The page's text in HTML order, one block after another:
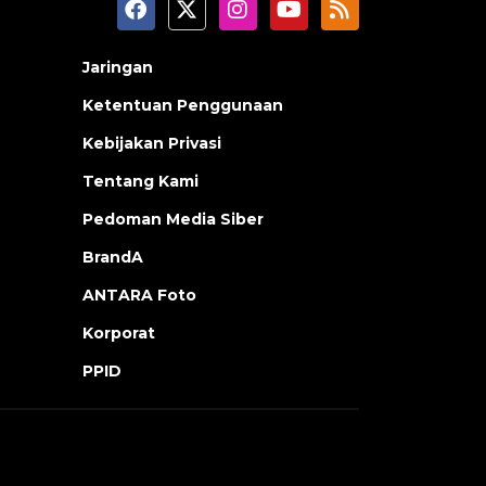
Jaringan
Ketentuan Penggunaan
Kebijakan Privasi
Tentang Kami
Pedoman Media Siber
BrandA
ANTARA Foto
Korporat
PPID